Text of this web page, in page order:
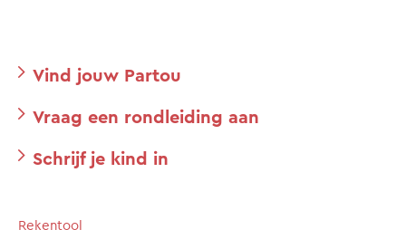
Vind jouw Partou
Vraag een rondleiding aan
Schrijf je kind in
Rekentool